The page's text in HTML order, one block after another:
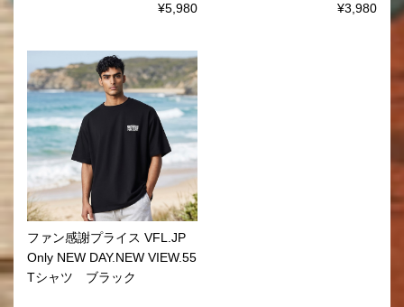
¥5,980 ¥3,980
ファン感謝プライス VFL.JP
Only NEW DAY.NEW VIEW.55
Tシャツ ブラック